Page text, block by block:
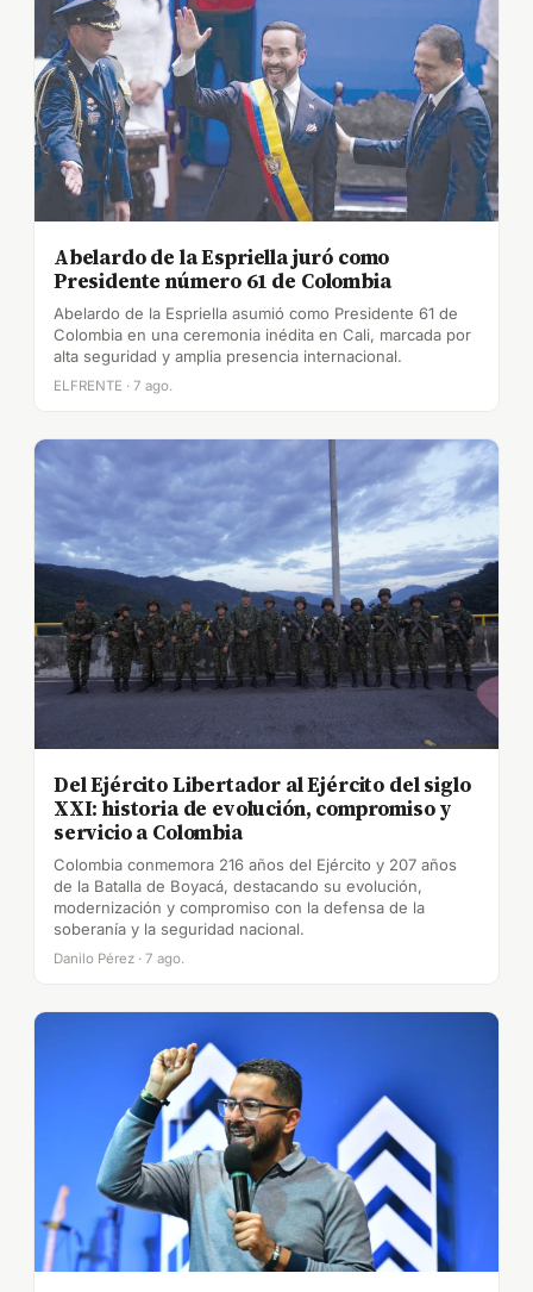
Abelardo de la Espriella juró como
Presidente número 61 de Colombia
Abelardo de la Espriella asumió como Presidente 61 de
Colombia en una ceremonia inédita en Cali, marcada por
alta seguridad y amplia presencia internacional.
ELFRENTE · 7 ago.
Del Ejército Libertador al Ejército del siglo
XXI: historia de evolución, compromiso y
servicio a Colombia
Colombia conmemora 216 años del Ejército y 207 años
de la Batalla de Boyacá, destacando su evolución,
modernización y compromiso con la defensa de la
soberanía y la seguridad nacional.
Danilo Pérez · 7 ago.